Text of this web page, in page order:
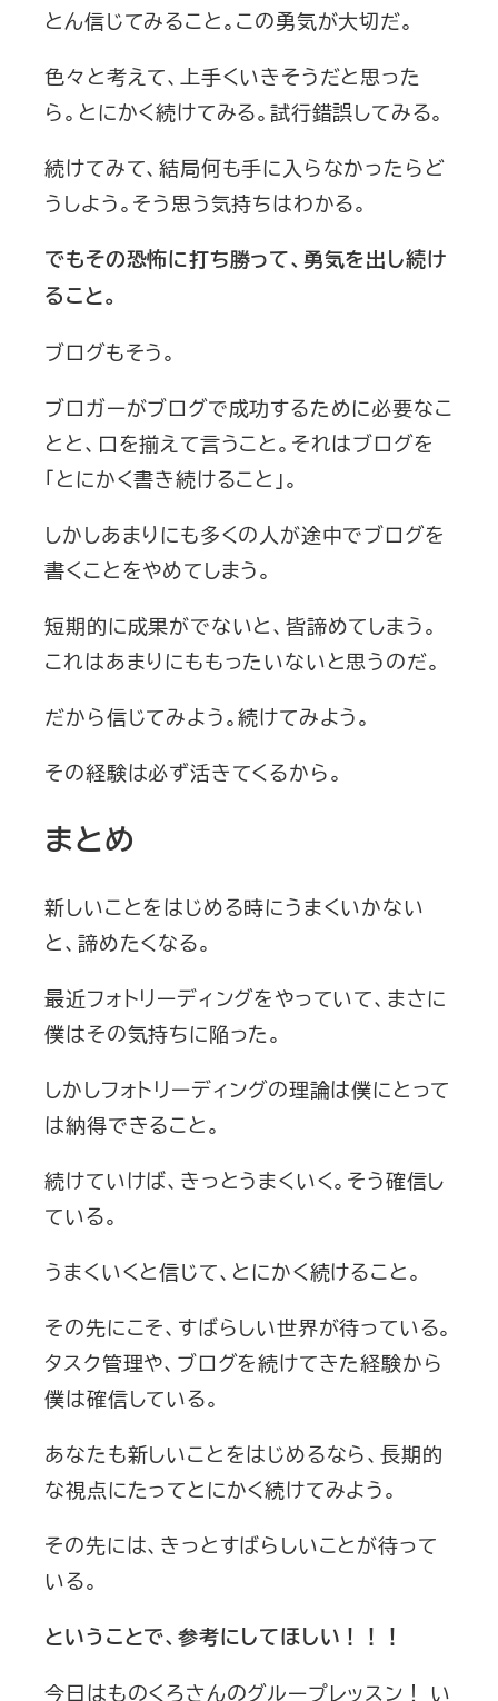
とん信じてみること。この勇気が大切だ。
色々と考えて、上手くいきそうだと思った
ら。とにかく続けてみる。試行錯誤してみる。
続けてみて、結局何も手に入らなかったらど
うしよう。そう思う気持ちはわかる。
でもその恐怖に打ち勝って、勇気を出し続け
ること。
ブログもそう。
ブロガーがブログで成功するために必要なこ
とと、口を揃えて言うこと。それはブログを
「とにかく書き続けること」。
しかしあまりにも多くの人が途中でブログを
書くことをやめてしまう。
短期的に成果がでないと、皆諦めてしまう。
これはあまりにももったいないと思うのだ。
だから信じてみよう。続けてみよう。
その経験は必ず活きてくるから。
まとめ
新しいことをはじめる時にうまくいかない
と、諦めたくなる。
最近フォトリーディングをやっていて、まさに
僕はその気持ちに陥った。
しかしフォトリーディングの理論は僕にとって
は納得できること。
続けていけば、きっとうまくいく。そう確信し
ている。
うまくいくと信じて、とにかく続けること。
その先にこそ、すばらしい世界が待っている。
タスク管理や、ブログを続けてきた経験から
僕は確信している。
あなたも新しいことをはじめるなら、長期的
な視点にたってとにかく続けてみよう。
その先には、きっとすばらしいことが待って
いる。
ということで、参考にしてほしい！！！
今日はものくろさんのグループレッスン！ い